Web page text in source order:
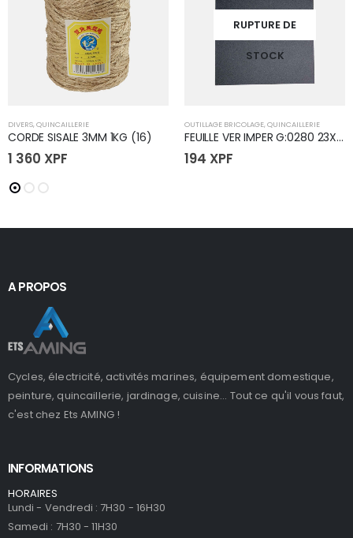
DIVERS, QUINCAILLERIE
CORDE SISALE 3MM 1KG (16)
1 360 XPF
RUPTURE DE
STOCK
OUTILLAGE BRICOLAGE, QUINCAILLERIE
FEUILLE VER IMPER G:0280 23X28
194 XPF
A PROPOS
Cycles, électricité, activités marines, équipement domestique,
peinture, quincaillerie, jardinage, cuisine... Tout ce qu'il vous faut,
c'est chez Ets AMING !
INFORMATIONS
HORAIRES
Lundi - Vendredi : 7H30 - 16H30
Samedi : 7H30 - 11H30